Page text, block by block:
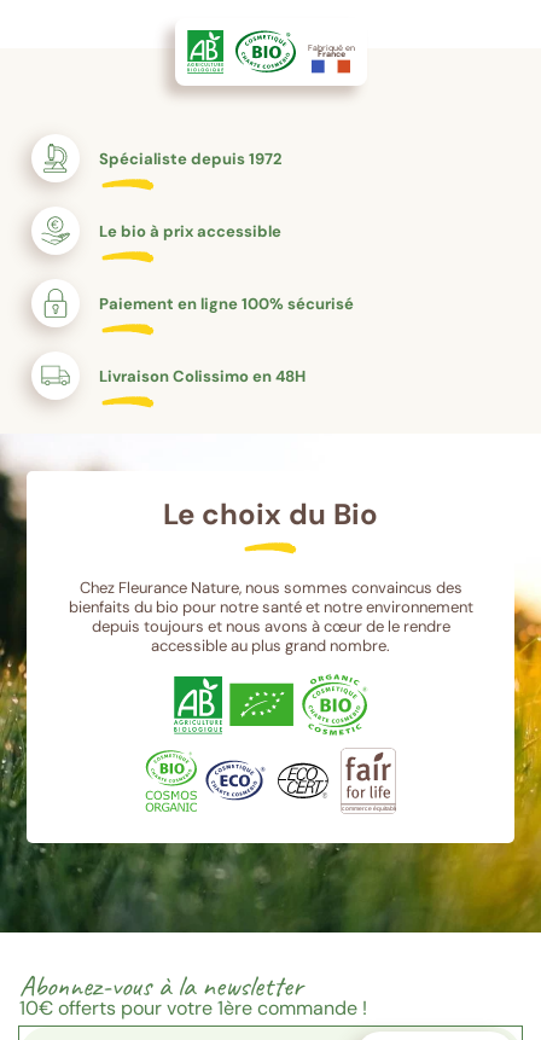
16 AV GABRIEL PERI
ST OUEN 93400
PHARMACIE PRINCIPALE
BOULOGNE BILLANCOURT 92100
PHARMACIE GABRIEL PERI
INSTITUT DE L ABBAYE
10 QU BEAUBOURG
ST MAUR DES FOSSES 94100
PHARMACIE DES ECOLES
667 AV ROGER SALENGRO
CHAVILLE 92370
CTRECOMMERCIAL DES RAGUENETS
ST GRATIEN 95210
PHARMACIE DE L HERMINIER
10 R CAMILLE PELLETAN
AULNAY SOUS BOIS 93600
Fabriqué en
France
Spécialiste depuis 1972
Le bio à prix accessible
Paiement en ligne 100% sécurisé
Livraison Colissimo en 48H
Le choix du Bio
Chez Fleurance Nature, nous sommes convaincus des
bienfaits du bio pour notre santé et notre environnement
depuis toujours et nous avons à cœur de le rendre
accessible au plus grand nombre.
Abonnez-vous à la newsletter
10€offerts pour votre 1ère commande !